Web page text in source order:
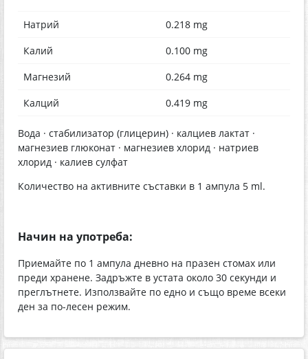
Натрий
0.218 mg
Калий
0.100 mg
Магнезий
0.264 mg
Калций
0.419 mg
Вода · стабилизатор (глицерин) · калциев лактат ·
магнезиев глюконат · магнезиев хлорид · натриев
хлорид · калиев сулфат
Количество на активните съставки в 1 ампула 5 ml.
Начин на употреба:
Приемайте по 1 ампула дневно на празен стомах или
преди хранене. Задръжте в устата около 30 секунди и
преглътнете. Използвайте по едно и също време всеки
ден за по-лесен режим.